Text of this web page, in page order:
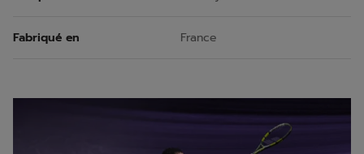
Fabriqué en France